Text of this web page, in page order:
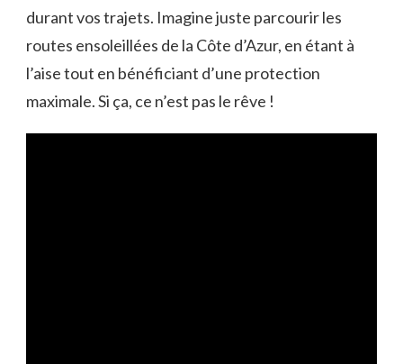
durant vos trajets. Imagine juste parcourir les
routes ensoleillées de la Côte d’Azur, en étant à
l’aise tout en bénéficiant d’une protection
maximale. Si ça, ce n’est pas le rêve !